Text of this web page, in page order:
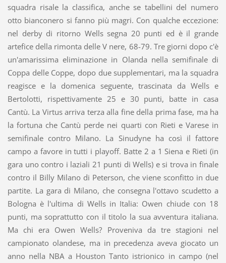
squadra risale la classifica, anche se tabellini del numero
otto bianconero si fanno più magri. Con qualche eccezione:
nel derby di ritorno Wells segna 20 punti ed è il grande
artefice della rimonta delle V nere, 68-79. Tre giorni dopo c'è
un'amarissima eliminazione in Olanda nella semifinale di
Coppa delle Coppe, dopo due supplementari, ma la squadra
reagisce e la domenica seguente, trascinata da Wells e
Bertolotti, rispettivamente 25 e 30 punti, batte in casa
Cantù. La Virtus arriva terza alla fine della prima fase, ma ha
la fortuna che Cantù perde nei quarti con Rieti e Varese in
semifinale contro Milano. La Sinudyne ha così il fattore
campo a favore in tutti i playoff. Batte 2 a 1 Siena e Rieti (in
gara uno contro i laziali 21 punti di Wells) e si trova in finale
contro il Billy Milano di Peterson, che viene sconfitto in due
partite. La gara di Milano, che consegna l'ottavo scudetto a
Bologna è l'ultima di Wells in Italia: Owen chiude con 18
punti, ma soprattutto con il titolo la sua avventura italiana.
Ma chi era Owen Wells? Proveniva da tre stagioni nel
campionato olandese, ma in precedenza aveva giocato un
anno nella NBA a Houston Tanto istrionico in campo (nel